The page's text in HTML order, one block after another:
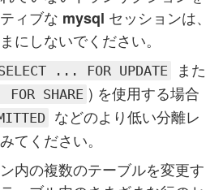
ィブな mysql セッションは、
にしないでください。
... FOR UPDATE
また
SHARE ) を使用する場合
などのより低い分離レ
てください。
内の複数のテーブルを変更す